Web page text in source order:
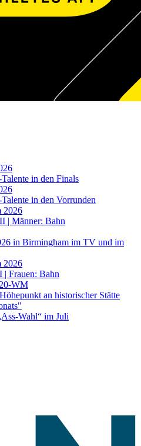
in den Finals
in den Vorrunden
2026
| Männer: Bahn
in Birmingham im TV und im
2026
| Frauen: Bahn
WM
an historischer Stätte
Wahl“ im Juli